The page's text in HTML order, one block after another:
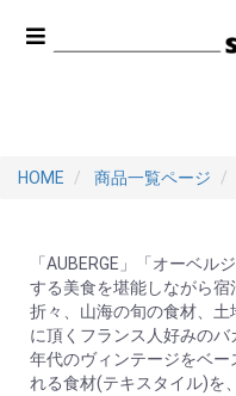
HOME 商品一覧ページ
「AUBERGE」「オーベル
する美食を堪能しながら
折々、山海の旬の食材、
に頂くフランス人好みの
年代のヴィンテージをベ
れる食材(テキスタイル)を